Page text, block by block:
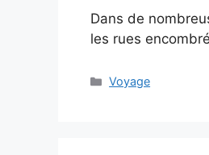
Dans de
les rues
Categories
Voyage